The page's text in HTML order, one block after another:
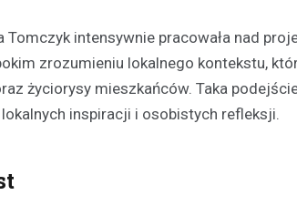
intensywnie pracowała nad
zrozumieniu lokalnego kontekstu,
życiorysy mieszkańców. Taka
inspiracji i osobistych refleksji.
sezon
Festyn…